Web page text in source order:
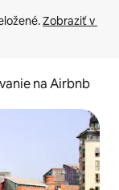
Zobraziť v
na Airbnb